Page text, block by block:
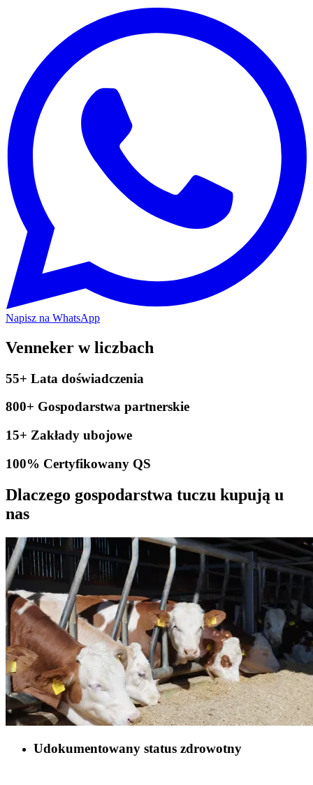
Napisz na WhatsApp
Venneker w liczbach
55+ Lata doświadczenia
800+ Gospodarstwa partnerskie
15+ Zakłady ubojowe
100% Certyfikowany QS
Dlaczego gospodarstwa tuczu kupują u
nas
Udokumentowany status zdrowotny